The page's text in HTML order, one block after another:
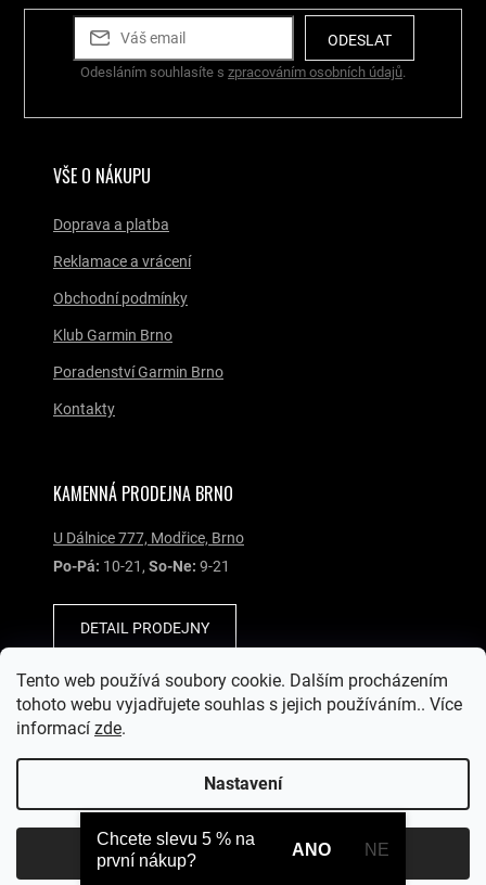
Tento web používá soubory cookie. Dalším procházením
tohoto webu vyjadřujete souhlas s jejich používáním.. Více
informací zde.
Nastavení
k
v
ý
i
ODESLAT
Odesláním souhlasíte s zpracováním osobních údajů.
KAMENNÁ PRODEJNA BRNO
U Dálnice 777, Modřice, Brno
Po-Pá: 10-21, So-Ne: 9-21
DETAIL PRODEJNY
VŠE O NÁKUPU
Doprava a platba
Reklamace a vrácení
Obchodní podmínky
Klub Garmin Brno
Poradenství Garmin Brno
Kontakty
SOCIÁLNÍ SÍTĚ
Copyright © Garmin-Brno.cz, všechna práva vyhrazena.
Vytvořil Shoptet
Chcete slevu 5 % na
první nákup?
ANO NE